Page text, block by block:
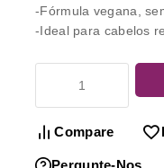
-Fórmula vegana,
-Ideal para cabelos
Compare
Pergunte-Nos